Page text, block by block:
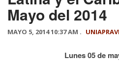
Mayo del 2014
MAYO 5, 2014 10:37 AM . UNIAPRAVI
Lunes 05 de